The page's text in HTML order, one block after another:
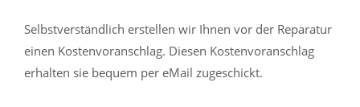
Selbstverständlich erstellen wir Ihnen vor der Reparatur
einen Kostenvoranschlag. Diesen Kostenvoranschlag
erhalten sie bequem per eMail zugeschickt.